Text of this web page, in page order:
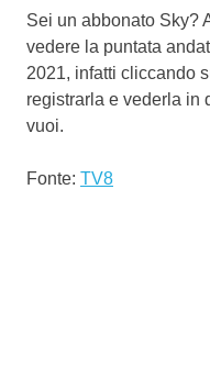
Sei un abbonato Sky?
vedere la puntata
2021, infatti cliccando
registrarla e vederla in
vuoi.
Fonte: TV8